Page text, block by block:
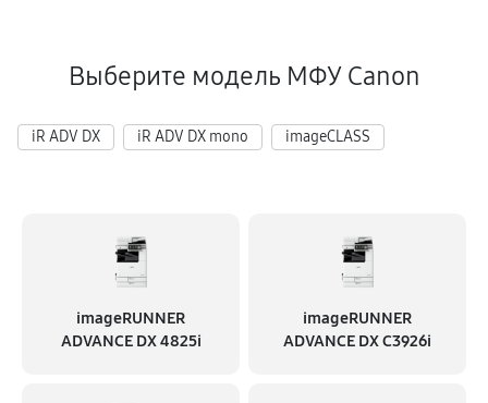
Выберите модель МФУ Canon
iR ADV DX iR ADV DX mono imageCLASS
imageRUNNER
ADVANCE DX 4825i
imageRUNNER
ADVANCE DX C3926i